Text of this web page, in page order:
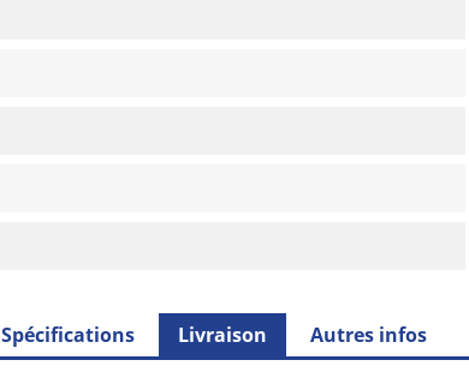
Spécifications Livraison Autres infos